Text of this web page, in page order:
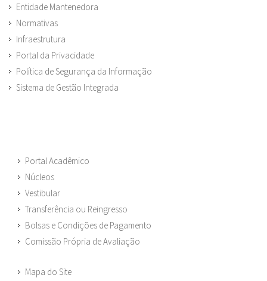
Entidade Mantenedora
Normativas
Infraestrutura
Portal da Privacidade
Política de Segurança da Informação
Sistema de Gestão Integrada
Portal Acadêmico
Núcleos
Vestibular
Transferência ou Reingresso
Bolsas e Condições de Pagamento
Comissão Própria de Avaliação
Mapa do Site